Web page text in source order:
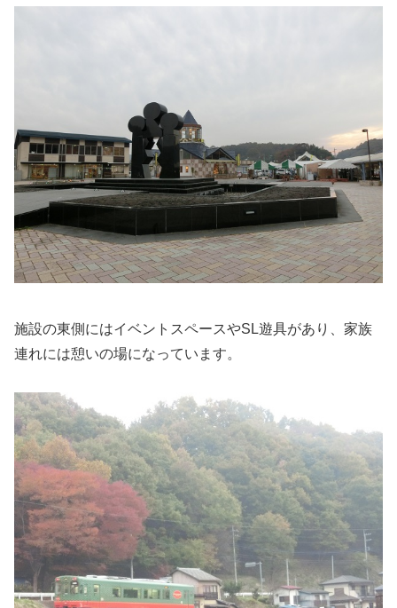
施設の東側にはイベントスペースやSL遊具があり、家族
連れには憩いの場になっています。